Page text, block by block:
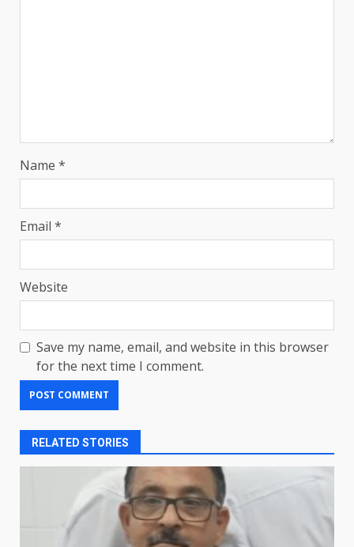
Name *
Email *
Website
Save my name, email, and website in this browser
for the next time I comment.
RELATED STORIES